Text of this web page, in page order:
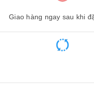
Giao hàng ngay sau khi